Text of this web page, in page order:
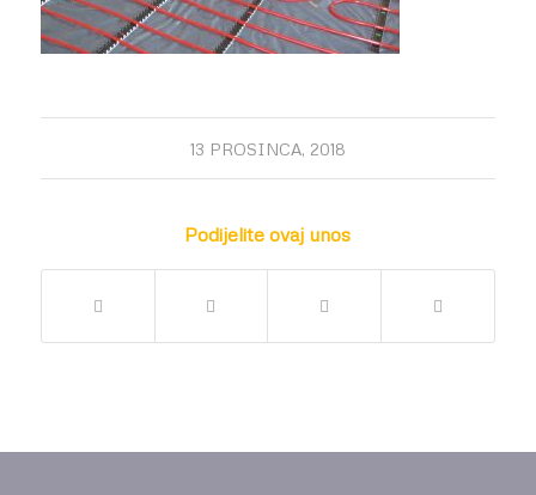
13 PROSINCA, 2018
Podijelite ovaj unos